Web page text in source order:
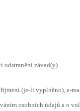
odstranění závad(y).
(je-li vyplněno), e-
osobních údajů a o